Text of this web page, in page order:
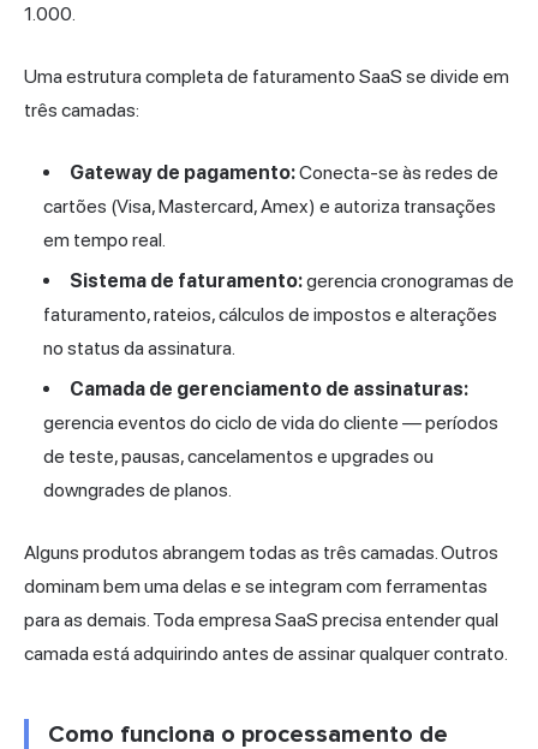
1.000.
Uma estrutura completa de faturamento SaaS se divide em
três camadas:
Gateway de pagamento:Conecta-se às redes de
cartões (Visa, Mastercard, Amex) e autoriza transações
em tempo real.
Sistema de faturamento:gerencia cronogramas de
faturamento, rateios, cálculos de impostos e alterações
no status da assinatura.
Camada de gerenciamento de assinaturas:
gerencia eventos do ciclo de vida do cliente — períodos
de teste, pausas, cancelamentos e upgrades ou
downgrades de planos.
Alguns produtos abrangem todas as três camadas. Outros
dominam bem uma delas e se integram com ferramentas
para as demais. Toda empresa SaaS precisa entender qual
camada está adquirindo antes de assinar qualquer contrato.
Como funciona o processamento de